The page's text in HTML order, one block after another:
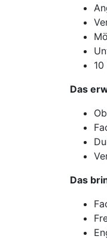
Das
Das